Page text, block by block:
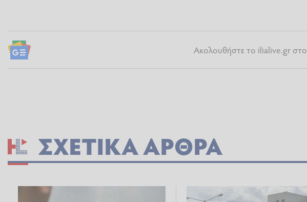
Ακολουθήστε το ilialive.gr στο
ΣΧΕΤΙΚΆ ΆΡΘΡΑ